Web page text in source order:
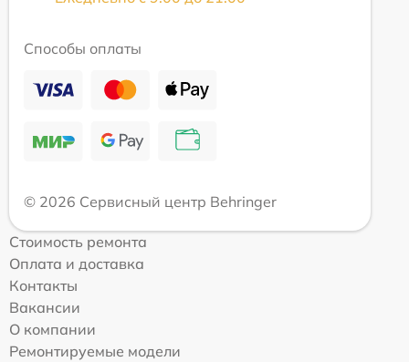
Способы оплаты
© 2026 Сервисный центр Behringer
Стоимость ремонта
Оплата и доставка
Контакты
Вакансии
О компании
Ремонтируемые модели